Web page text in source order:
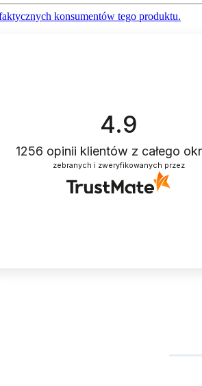
konsumentów tego produktu.
4.9
1256 opinii klientów z całego
zebranych i zweryfikowanych przez